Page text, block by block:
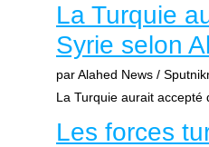
La Turquie
Syrie selon
par Alahed News /
La Turquie aurait accepté
Les forces